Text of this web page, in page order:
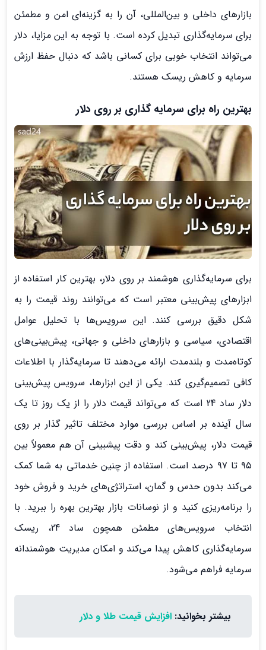
بازارهای داخلی و بین‌المللی، آن را به گزینه‌ای امن و مطمئن
برای سرمایه‌گذاری تبدیل کرده است. با توجه به این مزایا، دلار
می‌تواند انتخاب خوبی برای کسانی باشد که دنبال حفظ ارزش
سرمایه و کاهش ریسک هستند.
بهترین راه برای سرمایه گذاری بر روی دلار
برای سرمایه‌گذاری هوشمند بر روی دلار، بهترین کار استفاده از
ابزارهای پیش‌بینی معتبر است که می‌توانند روند قیمت را به
شکل دقیق بررسی کنند. این سرویس‌ها با تحلیل عوامل
اقتصادی، سیاسی و بازارهای داخلی و جهانی، پیش‌بینی‌های
کوتاه‌مدت و بلندمدت ارائه می‌دهند تا سرمایه‌گذار با اطلاعات
کافی تصمیم‌گیری کند. یکی از این ابزارها، سرویس پیش‌بینی
دلار ساد 24 است که می‌تواند قیمت دلار را از یک روز تا یک
سال آینده بر اساس بررسی موارد مختلف تاثیر گذار بر روی
قیمت دلار، پیش‌بینی کند و دقت پیشبینی آن هم معمولاً بین
۹۵ تا ۹۷ درصد است. استفاده از چنین خدماتی به شما کمک
می‌کند بدون حدس و گمان، استراتژی‌های خرید و فروش خود
را برنامه‌ریزی کنید و از نوسانات بازار بهترین بهره را ببرید. با
انتخاب سرویس‌های مطمئن همچون ساد 24، ریسک
سرمایه‌گذاری کاهش پیدا می‌کند و امکان مدیریت هوشمندانه
سرمایه فراهم می‌شود.
بیشتر بخوانید:افزایش قیمت طلا و دلار